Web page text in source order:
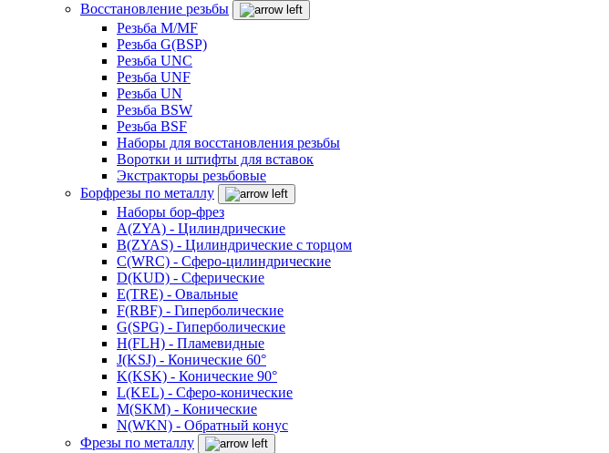
Восстановление резьбы
Резьба M/MF
Резьба G(BSP)
Резьба UNC
Резьба UNF
Резьба UN
Резьба BSW
Резьба BSF
Наборы для восстановления резьбы
Воротки и штифты для вставок
Экстракторы резьбовые
Борфрезы по металлу
Наборы бор-фрез
A(ZYA) - Цилиндрические
B(ZYAS) - Цилиндрические с торцом
C(WRC) - Сферо-цилиндрические
D(KUD) - Сферические
E(TRE) - Овальные
F(RBF) - Гиперболические
G(SPG) - Гиперболические
H(FLH) - Пламевидные
J(KSJ) - Конические 60°
K(KSK) - Конические 90°
L(KEL) - Сферо-конические
M(SKM) - Конические
N(WKN) - Обратный конус
Фрезы по металлу